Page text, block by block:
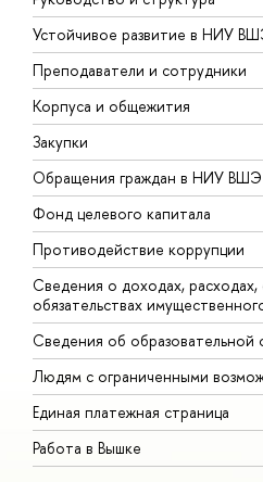
Устойчивое развитие в НИУ
Преподаватели и сотрудники
Корпуса и общежития
Закупки
Обращения граждан в НИУ ВШЭ
Фонд целевого капитала
Противодействие коррупции
Сведения о доходах,
обязательствах
Сведения об образовательной
Людям с ограниченными
Единая платежная страница
Работа в Вышке